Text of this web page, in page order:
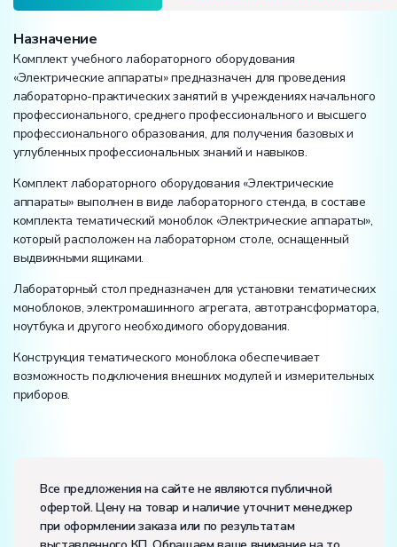
Назначение
Комплект учебного лабораторного оборудования
«Электрические аппараты» предназначен для проведения
лабораторно-практических занятий в учреждениях начального
профессионального, среднего профессионального и высшего
профессионального образования, для получения базовых и
углубленных профессиональных знаний и навыков.
Комплект лабораторного оборудования «Электрические
аппараты» выполнен в виде лабораторного стенда, в составе
комплекта тематический моноблок «Электрические аппараты»,
который расположен на лабораторном столе, оснащенный
выдвижными ящиками.
Лабораторный стол предназначен для установки тематических
моноблоков, электромашинного агрегата, автотрансформатора,
ноутбука и другого необходимого оборудования.
Конструкция тематического моноблока обеспечивает
возможность подключения внешних модулей и измерительных
приборов.
Все предложения на сайте не являются публичной
офертой. Цену на товар и наличие уточнит менеджер
при оформлении заказа или по результатам